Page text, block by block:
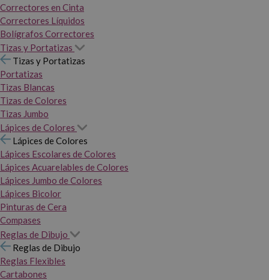
Correctores en Cinta
Correctores Líquidos
Bolígrafos Correctores
Tizas y Portatizas
Tizas y Portatizas
Portatizas
Tizas Blancas
Tizas de Colores
Tizas Jumbo
Lápices de Colores
Lápices de Colores
Lápices Escolares de Colores
Lápices Acuarelables de Colores
Lápices Jumbo de Colores
Lápices Bicolor
Pinturas de Cera
Compases
Reglas de Dibujo
Reglas de Dibujo
Reglas Flexibles
Cartabones